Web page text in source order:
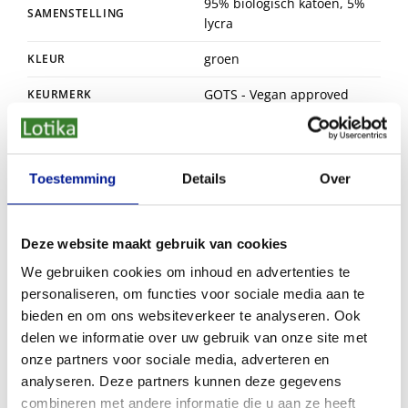
Toestemming Details Over
Deze website maakt gebruik van cookies
We gebruiken cookies om inhoud en advertenties te
personaliseren, om functies voor sociale media aan te
bieden en om ons websiteverkeer te analyseren. Ook
delen we informatie over uw gebruik van onze site met
onze partners voor sociale media, adverteren en
analyseren. Deze partners kunnen deze gegevens
combineren met andere informatie die u aan ze heeft
SAMENSTELLING
lycra
KLEUR groen
KEURMERK GOTS - Vegan approved
Dit vind je misschien ook leuk
Bamboo Basics bamboe boxershorts Rico Ton Sur Ton - zwart
(0)
€42,95
In winkelmand
Bamboo Basics bamboe boxershorts Rico ton Sur ton - navy
(2)
€42,95
In winkelmand
Bamboe herenslips James - zwart
(0)
€32,95
In winkelmand
€ 42,95